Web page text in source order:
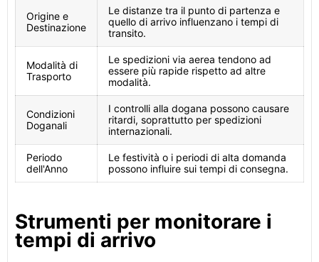
Origine e
Destinazione
Le distanze tra il punto di partenza e
quello di arrivo influenzano i tempi di
transito.
Modalità di
Trasporto
Le spedizioni via aerea tendono ad
essere più rapide rispetto ad altre
modalità.
Condizioni
Doganali
I controlli alla dogana possono causare
ritardi, soprattutto per spedizioni
internazionali.
Periodo
dell'Anno
Le festività o i periodi di alta domanda
possono influire sui tempi di consegna.
Strumenti per monitorare i
tempi di arrivo